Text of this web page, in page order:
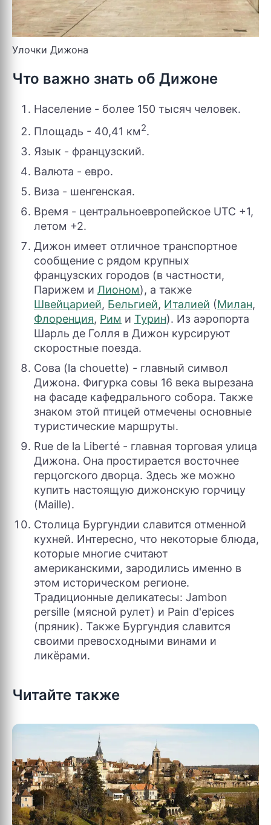
Улочки Дижона
Что важно знать об Дижоне
Население - более 150 тысяч человек.
Площадь - 40,41 км2.
Язык - французский.
Валюта - евро.
Виза - шенгенская.
Время - центральноевропейское UTC +1,
летом +2.
Дижон имеет отличное транспортное
сообщение с рядом крупных
французских городов (в частности,
Парижем и Лионом), а также
Швейцарией, Бельгией, Италией (Милан,
Флоренция, Рим и Турин). Из аэропорта
Шарль де Голля в Дижон курсируют
скоростные поезда.
Сова (la chouette) - главный символ
Дижона. Фигурка совы 16 века вырезана
на фасаде кафедрального собора. Также
знаком этой птицей отмечены основные
туристические маршруты.
Rue de la Liberté - главная торговая улица
Дижона. Она простирается восточнее
герцогского дворца. Здесь же можно
купить настоящую дижонскую горчицу
(Maille).
Столица Бургундии славится отменной
кухней. Интересно, что некоторые блюда,
которые многие считают
американскими, зародились именно в
этом историческом регионе.
Традиционные деликатесы: Jambon
persille (мясной рулет) и Pain d'epices
(пряник). Также Бургундия славится
своими превосходными винами и
ликёрами.
Читайте также